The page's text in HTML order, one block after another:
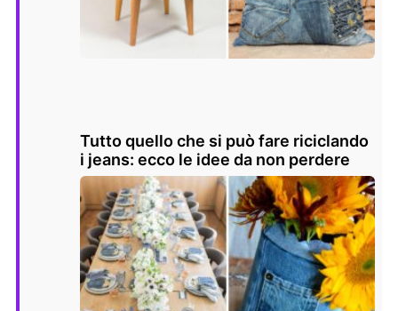
Tutto quello che si può fare riciclando
i jeans: ecco le idee da non perdere